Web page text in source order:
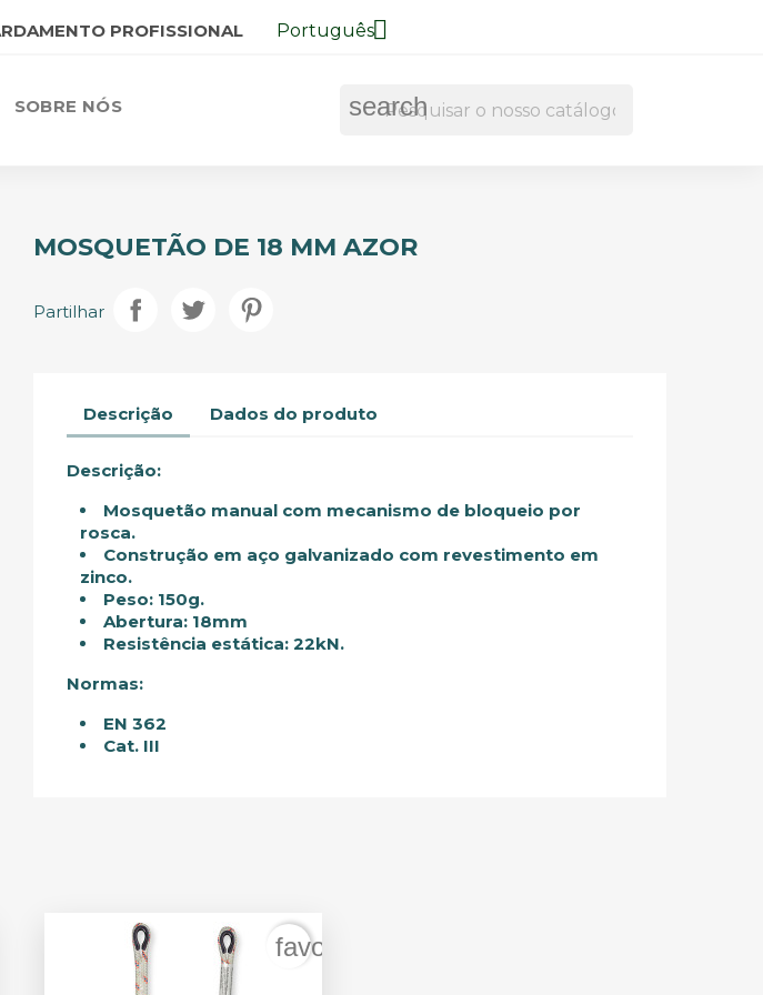
PROFISSIONAL Português
SOBRE NÓS search
MOSQUETÃO DE 18 MM AZOR
Partilhar
Descrição Dados do produto
Descrição:
Mosquetão manual com mecanismo de bloqueio por
rosca.
Construção em aço galvanizado com revestimento em
zinco.
Peso: 150g.
Abertura: 18mm
Resistência estática: 22kN.
Normas:
EN 362
Cat. III
favorite_border